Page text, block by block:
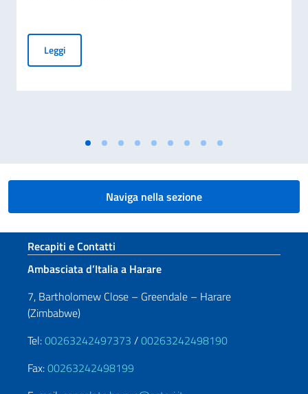
LeggiCESSAZIONE DELLA VALIDITÀ DELLA CARTA D’IDENTITÀ
Naviga nella sezione
Sezione footer
Recapiti e Contatti
Ambasciata d’Italia a Harare
7, Bartholomew Close – Greendale – Harare
(Zimbabwe)
Tel:00263242497373 /00263242498190
Fax:00263242498199